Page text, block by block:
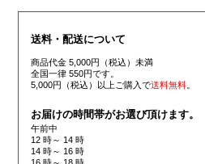
送料・配送について
商品代金 5,000円（税込）未満
全国一律 550円です。
5,000円（税込）以上ご購入で送料無料。
お届けの時間帯がお選び頂けます。
午前中
12 時～ 14 時
14 時～ 16 時